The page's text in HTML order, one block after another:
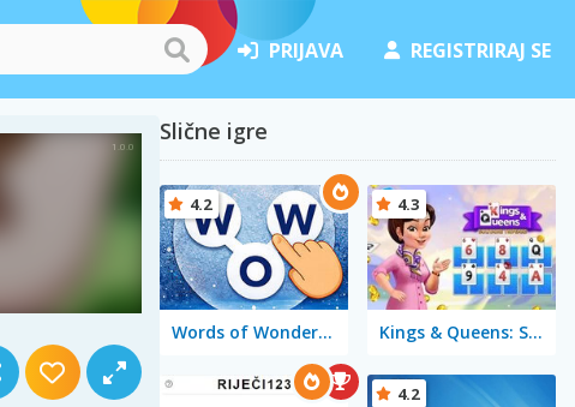
PRIJAVA REGISTRIRAJ SE
Slične igre
Words of Wonders - WOW
4.2
Kings & Queens: Solitaire Tripeaks
4.3
4.2